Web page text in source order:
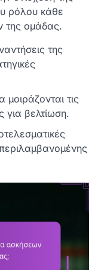
ρόλου κάθε
της ομάδας.
της
τις
για βελτίωση.